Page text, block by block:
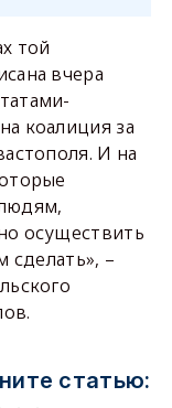
той
вчера
коалиция за
И на
осуществить
–
статью: